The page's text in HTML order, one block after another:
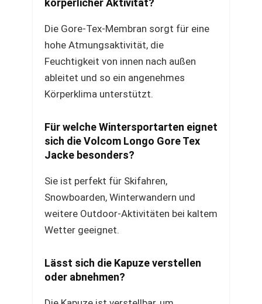
körperlicher Aktivität?
Die Gore-Tex-Membran sorgt für eine
hohe Atmungsaktivität, die
Feuchtigkeit von innen nach außen
ableitet und so ein angenehmes
Körperklima unterstützt.
Für welche Wintersportarten eignet
sich die Volcom Longo Gore Tex
Jacke besonders?
Sie ist perfekt für Skifahren,
Snowboarden, Winterwandern und
weitere Outdoor-Aktivitäten bei kaltem
Wetter geeignet.
Lässt sich die Kapuze verstellen
oder abnehmen?